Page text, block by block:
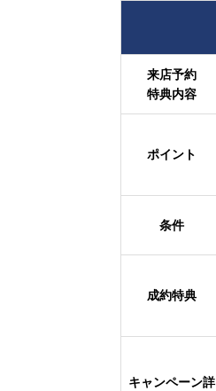
来店予約
特典内容
ポイント
条件
成約特典
キャンペーン詳